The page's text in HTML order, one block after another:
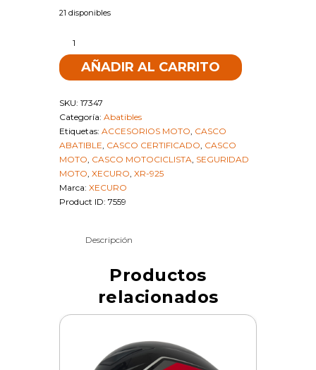
21 disponibles
925
SET
Talla
XL
|
SKU
17347
cantidad
AÑADIR AL CARRITO
SKU: 17347
Categoría: Abatibles
Etiquetas: ACCESORIOS MOTO CASCO
ABATIBLE CASCO CERTIFICADO CASCO
MOTO CASCO MOTOCICLISTA SEGURIDAD
MOTO XECURO XR-925
Marca: XECURO
Product ID: 7559
Descripción
Productos
relacionados